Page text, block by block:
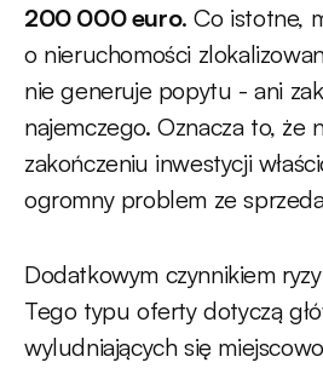
200 000 euro. Co istotne,
o nieruchomości
nie generuje popytu - ani
najemczego. Oznacza to, że
zakończeniu inwestycji
ogromny problem ze
Dodatkowym czynnikiem
Tego typu oferty dotyczą
wyludniających się